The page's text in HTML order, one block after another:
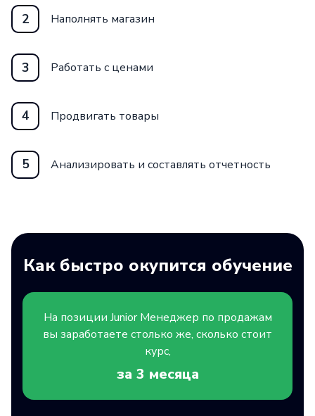
2 Наполнять магазин
3 Работать с ценами
4 Продвигать товары
5 Анализировать и составлять отчетность
Как быстро окупится обучение
На позиции JuniorМенеджер по продажам
вы заработаете столько же, сколько стоит
курс,
за 3 месяца